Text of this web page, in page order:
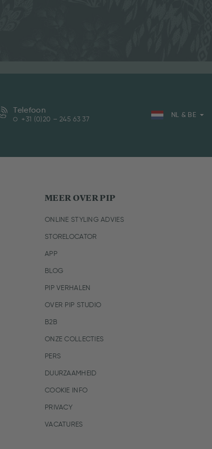
Telefoon
+31 (0)20 – 245 63 37
NL & BE
MEER OVER PIP
ONLINE STYLING ADVIES
STORELOCATOR
APP
BLOG
PIP VERHALEN
OVER PIP STUDIO
B2B
ONZE COLLECTIES
PERS
DUURZAAMHEID
COOKIE INFO
PRIVACY
VACATURES